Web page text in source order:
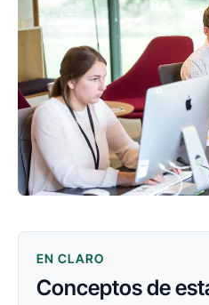
EN CLARO
Conceptos de